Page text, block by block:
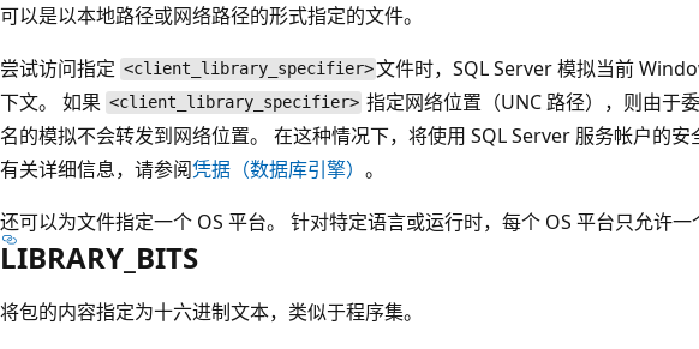
可以是以本地路径或网络路径的形式指定的文件。
尝试访问指定 <client_library_specifier>文件时，SQL Server 模拟当前
下文。 如果 <client_library_specifier> 指定网络位置（UNC 路径），则由于
名的模拟不会转发到网络位置。 在这种情况下，将使用 SQL Server 服务帐户的安
有关详细信息，请参阅凭据（数据库引擎） 。
还可以为文件指定一个 OS 平台。 针对特定语言或运行时，每个 OS 平台只允许一
LIBRARY_BITS
将包的内容指定为十六进制文本，类似于程序集。